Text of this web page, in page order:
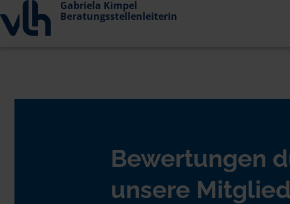
Gabriela Kimpel
Beratungsstellenleiterin
Bewertungen
unsere